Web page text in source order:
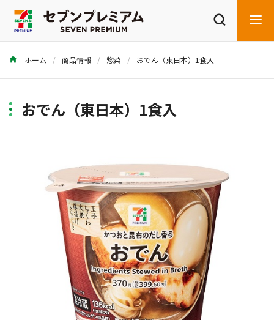
商品を探す
ホーム 商品情報 惣菜 おでん（東日本）1食入
おでん（東日本）1食入